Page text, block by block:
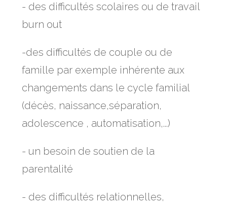
- des difficultés scolaires ou de travail
burn out
-des difficultés de couple ou de
famille par exemple inhérente aux
changements dans le cycle familial
(décès, naissance,séparation,
adolescence , automatisation,...)
- un besoin de soutien de la
parentalité
- des difficultés relationnelles,